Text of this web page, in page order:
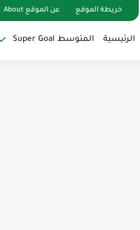
خريطة الموقع عن الموقع About
الرئيسية المتوسط Super Goal